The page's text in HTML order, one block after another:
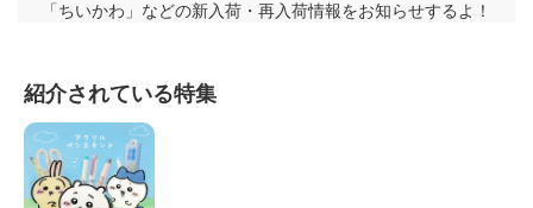
「ちいかわ」などの新入荷・再入荷情報をお知らせするよ！
紹介されている特集